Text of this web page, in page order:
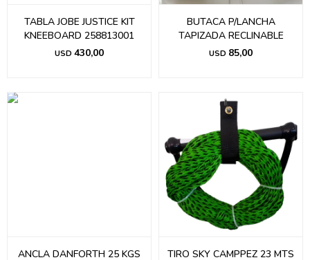
TABLA JOBE JUSTICE KIT
KNEEBOARD 258813001
USD 430,00
BUTACA P/LANCHA
TAPIZADA RECLINABLE
USD 85,00
ANCLA DANFORTH 25 KGS TIRO SKY CAMPPEZ 23 MTS